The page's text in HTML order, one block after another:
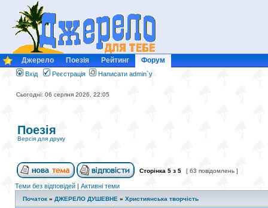
Джерело Поезія Рейтинг Форум
Вхід Реєстрація Написати admin`у
Сьогодні: 06 серпня 2026, 22:05
Поезія
Версія для друку
Сторінка 5 з 5 [ 63 повідомлень ]
Теми без відповідей | Активні теми
Початок » ДЖЕРЕЛО ДУШЕВНЕ » Християнська творчість